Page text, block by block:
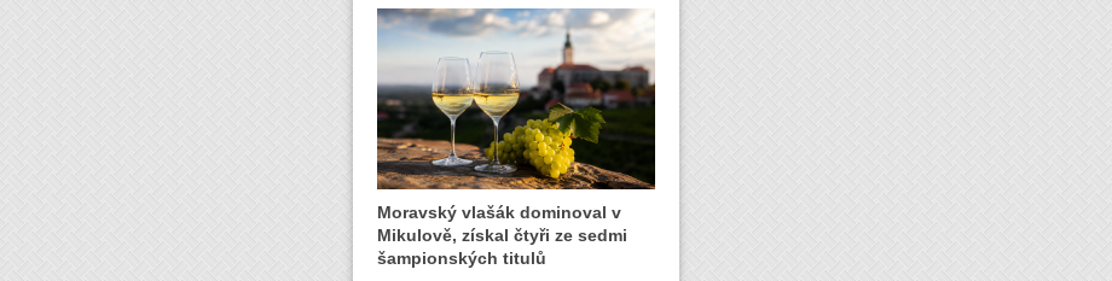
Moravský vlašák dominoval v
Mikulově, získal čtyři ze sedmi
šampionských titulů